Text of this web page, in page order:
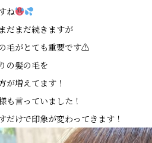
ね
だまだ続きますが
毛がとても重要です⚠︎
の髪の毛を
が増えてます！
も言っていました！
だけで印象が変わってきます！